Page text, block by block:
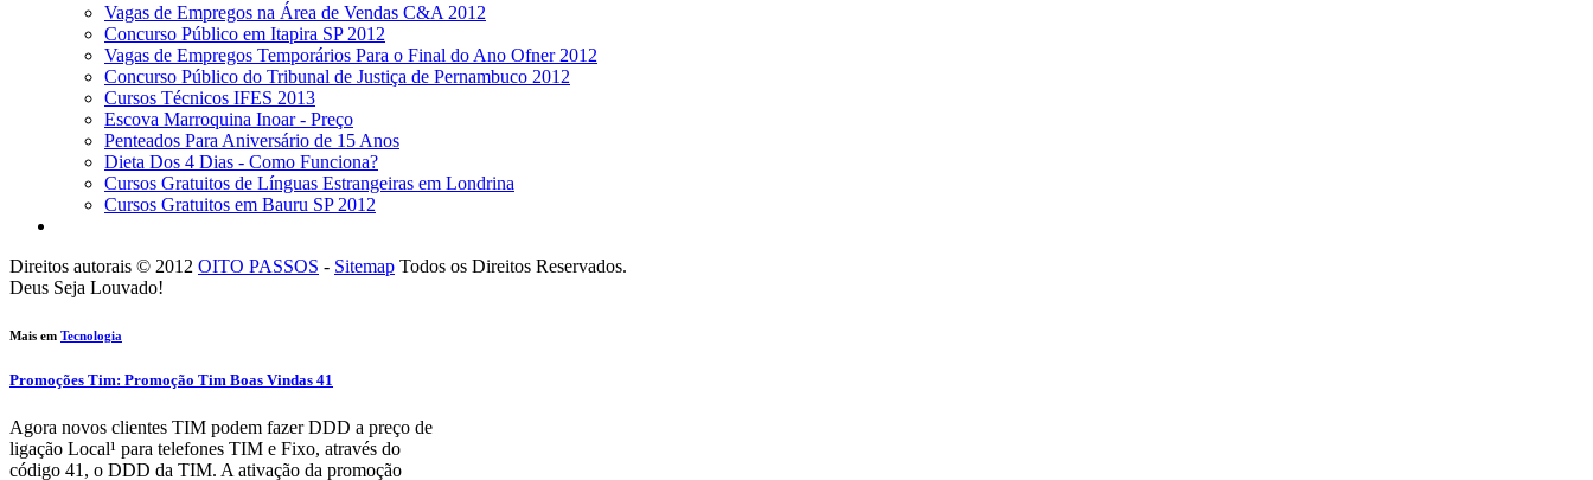
Vagas de Empregos na Área de Vendas C&A 2012
Concurso Público em Itapira SP 2012
Vagas de Empregos Temporários Para o Final do Ano Ofner 2012
Concurso Público do Tribunal de Justiça de Pernambuco 2012
Cursos Técnicos IFES 2013
Escova Marroquina Inoar - Preço
Penteados Para Aniversário de 15 Anos
Dieta Dos 4 Dias - Como Funciona?
Cursos Gratuitos de Línguas Estrangeiras em Londrina
Cursos Gratuitos em Bauru SP 2012
Direitos autorais © 2012 OITO PASSOS - Sitemap Todos os Direitos Reservados.
Deus Seja Louvado!
Mais em Tecnologia
Promoções Tim: Promoção Tim Boas Vindas 41
Agora novos clientes TIM podem fazer DDD a preço de
ligação Local¹ para telefones TIM e Fixo, através do
código 41, o DDD da TIM. A ativação da promoção